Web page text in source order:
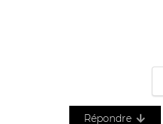
Répondre